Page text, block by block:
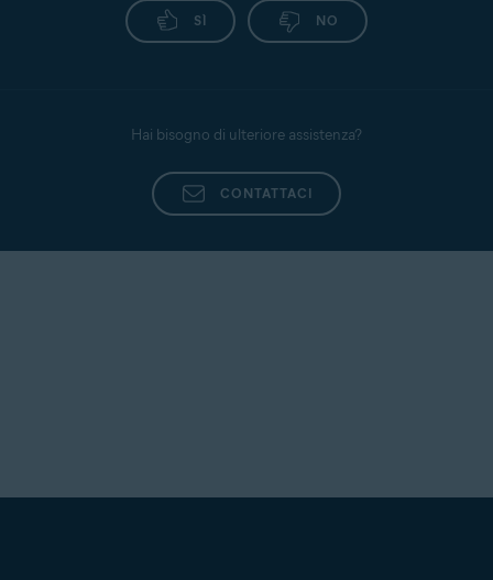
SÌ NO
Hai bisogno di ulteriore assistenza?
CONTATTACI